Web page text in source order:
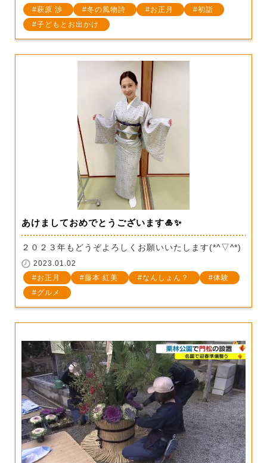
萩原 渉 冬の風物詩 お正月
初詣
子どもとお出かけ
あけましておめでとうございます🎍✨
２０２３年もどうぞよろしくお願いいたします(*^▽^*)
2023.01.02
お正月
藤本 紅美 なんしょん？
体験
グルメ